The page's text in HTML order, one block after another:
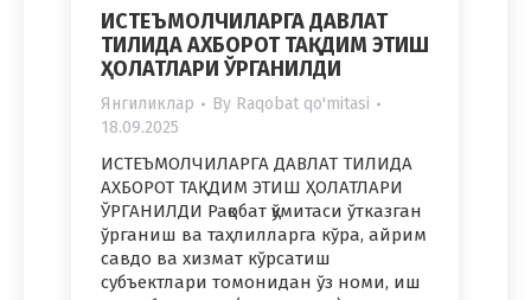
ИСТЕЪМОЛЧИЛАРГА ДАВЛАТ
ТИЛИДА АХБОРОТ ТАҚДИМ ЭТИШ
ҲОЛАТЛАРИ ЎРГАНИЛДИ
Янгиликлар By Raqobat qo'mitasi
18.09.2025
ИСТЕЪМОЛЧИЛАРГА ДАВЛАТ ТИЛИДА
АХБОРОТ ТАҚДИМ ЭТИШ ҲОЛАТЛАРИ
ЎРГАНИЛДИ Рақобат қўмитаси ўтказган
ўрганиш ва таҳлилларга кўра, айрим
савдо ва хизмат кўрсатиш
субъектлари томонидан ўз номи, иш